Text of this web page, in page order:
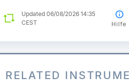
Updated 06/08/2026 14:35
CEST
Hilfe
RELATED